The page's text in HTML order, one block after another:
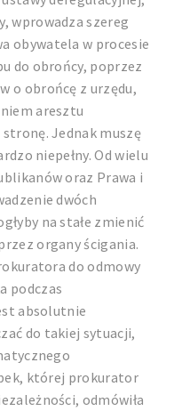
wprowadza szereg
obywatela w procesie
do obrońcy, poprzez
o obrońcę z urzędu,
aresztu
Jednak muszę
niepełny. Od wielu
oraz Prawa i
dwóch
na stałe zmienić
organy ścigania.
do odmowy
podczas
absolutnie
do takiej sytuacji,
której prokurator
odmówiła